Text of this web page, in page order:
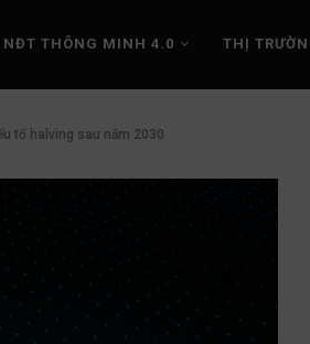
NĐT THÔNG MINH 4.0 THỊ
tố halving sau năm 2030